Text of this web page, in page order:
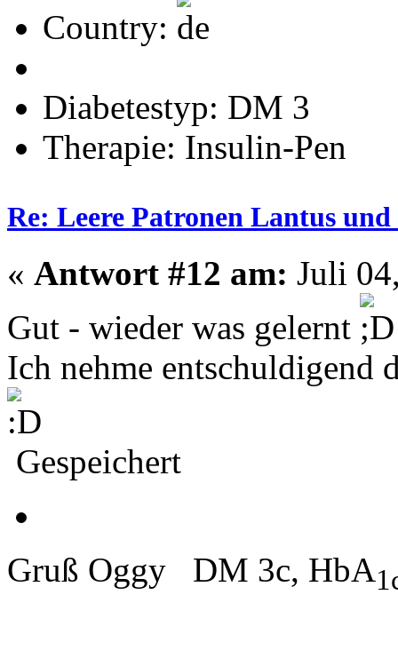
Country:
Diabetestyp: DM 3
Therapie: Insulin-Pen
Re: Leere Patronen Lantus
« Antwort #12 am: Juli
Gut - wieder was gelernt
Ich nehme entschuldigend
Gespeichert
Gruß Oggy DM 3c, HbA